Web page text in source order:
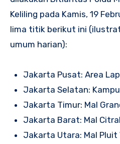
Keliling pada Kamis, 19
lima titik berikut ini
umum harian):
Jakarta Pusat: Area
Jakarta Selatan:
Jakarta Timur: Mal
Jakarta Barat: Mal
Jakarta Utara: Mal Pluit